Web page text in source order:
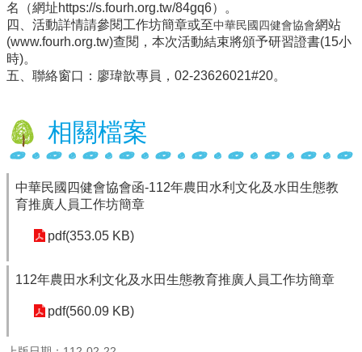
行
政
處
室
程
專
區
校
務
E
校
頁
名（網址https://s.fourh.org.tw/84gq6）。
四、活動詳情請參閱工作坊簡章或至中華民國四健會協會網站
(www.fourh.org.tw)查閱，本次活動結束將頒予研習證書(15小
時)。
五、聯絡窗口：廖瑋歆專員，02-23626021#20。
相關檔案
中華民國四健會協會函-112年農田水利文化及水田生態教
育推廣人員工作坊簡章
pdf(353.05 KB)
112年農田水利文化及水田生態教育推廣人員工作坊簡章
pdf(560.09 KB)